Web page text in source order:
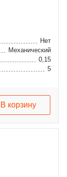
Нет
Механический
0,15
5
В корзину